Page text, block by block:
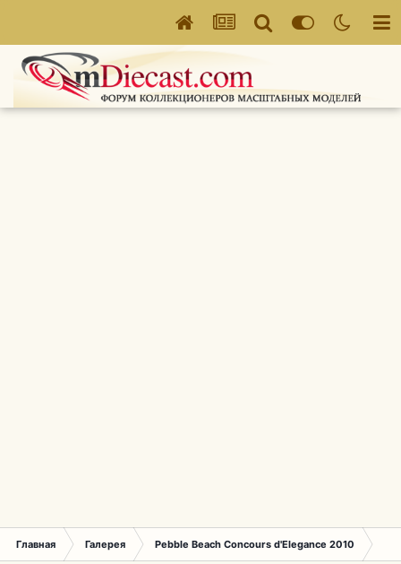
Главная Галерея Pebble Beach Concours d'Elegance 2010